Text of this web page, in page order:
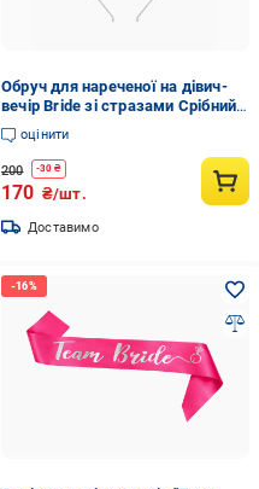
Обруч для нареченої на дівич-
вечір Bride зі стразами Срібний
(44)
оцінити
200 -30 ₴
170 ₴/шт.
Доставимо